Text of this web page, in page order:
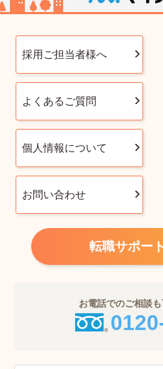
採用ご担当者様へ
よくあるご質問
個人情報について
お問い合わせ
転職サポー
お電話でのご相談